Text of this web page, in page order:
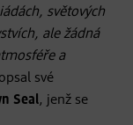
světových
ale žádná
a
své
Seal, jenž se